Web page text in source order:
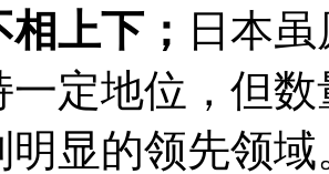
上下； 日本
一定地位，但
明显的领先领